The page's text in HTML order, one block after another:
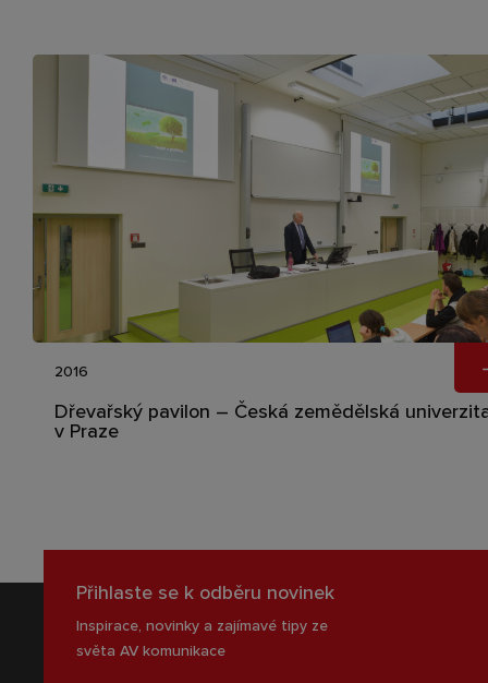
2016
Dřevařský pavilon – Česká zemědělská
v Praze
Přihlaste se k odběru novinek
Inspirace, novinky a zajímavé tipy ze
světa AV komunikace